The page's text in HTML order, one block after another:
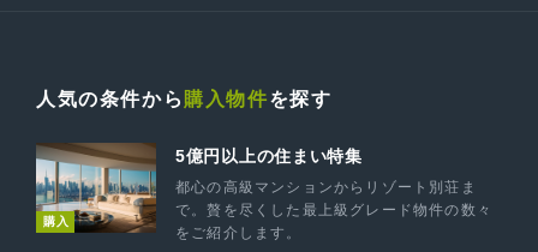
人気の条件から 購入物件を探す
購入
5億円以上の住まい特集
都心の高級マンションからリゾート別荘ま
で。贅を尽くした最上級グレード物件の数々
をご紹介します。